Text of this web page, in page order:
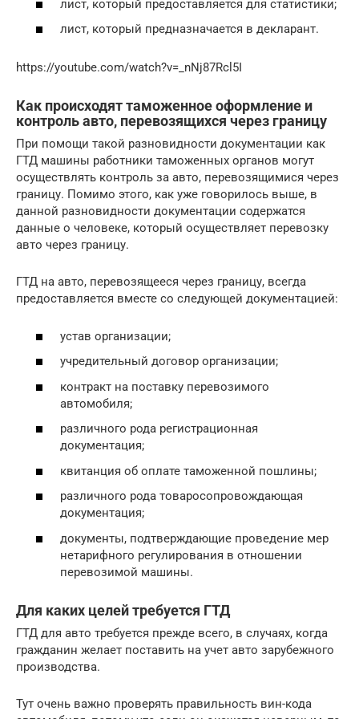
лист, который предоставляется для статистики;
лист, который предназначается в декларант.
https://youtube.com/watch?v=_nNj87Rcl5I
Как происходят таможенное оформление и
контроль авто, перевозящихся через границу
При помощи такой разновидности документации как
ГТД машины работники таможенных органов могут
осуществлять контроль за авто, перевозящимися через
границу. Помимо этого, как уже говорилось выше, в
данной разновидности документации содержатся
данные о человеке, который осуществляет перевозку
авто через границу.
ГТД на авто, перевозящееся через границу, всегда
предоставляется вместе со следующей документацией:
устав организации;
учредительный договор организации;
контракт на поставку перевозимого
автомобиля;
различного рода регистрационная
документация;
квитанция об оплате таможенной пошлины;
различного рода товаросопровождающая
документация;
документы, подтверждающие проведение мер
нетарифного регулирования в отношении
перевозимой машины.
Для каких целей требуется ГТД
ГТД для авто требуется прежде всего, в случаях, когда
гражданин желает поставить на учет авто зарубежного
производства.
Тут очень важно проверять правильность вин-кода